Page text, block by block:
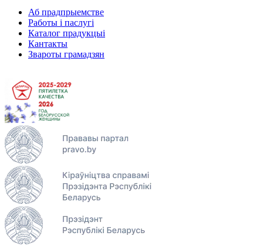
Аб прадпрыемстве
Работы і паслугі
Каталог прадукцыі
Кантакты
Звароты грамадзян